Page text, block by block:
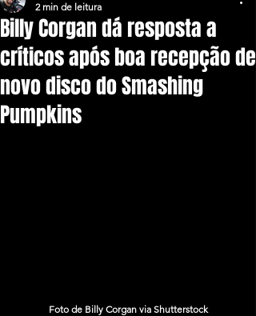
Billy Corgan dá resposta a
críticos após boa recepção de
novo disco do Smashing
Pumpkins
2 min de leitura
Foto de Billy Corgan via Shutterstock